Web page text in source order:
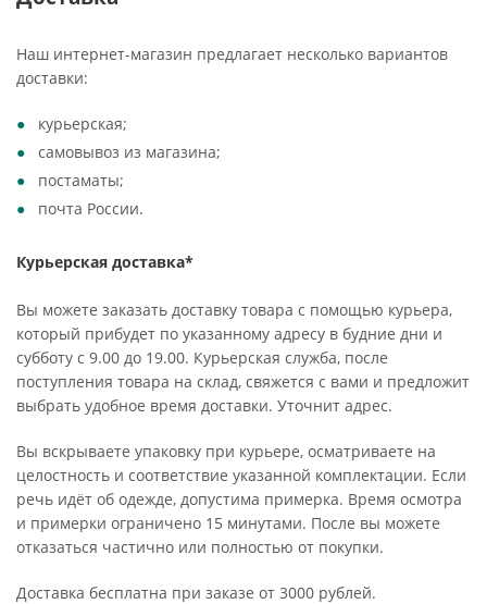
Наш интернет-магазин предлагает несколько вариантов
доставки:
курьерская;
самовывоз из магазина;
постаматы;
почта России.
Курьерская доставка*
Вы можете заказать доставку товара с помощью курьера,
который прибудет по указанному адресу в будние дни и
субботу с 9.00 до 19.00. Курьерская служба, после
поступления товара на склад, свяжется с вами и предложит
выбрать удобное время доставки. Уточнит адрес.
Вы вскрываете упаковку при курьере, осматриваете на
целостность и соответствие указанной комплектации. Если
речь идёт об одежде, допустима примерка. Время осмотра
и примерки ограничено 15 минутами. После вы можете
отказаться частично или полностью от покупки.
Доставка бесплатна при заказе от 3000 рублей.